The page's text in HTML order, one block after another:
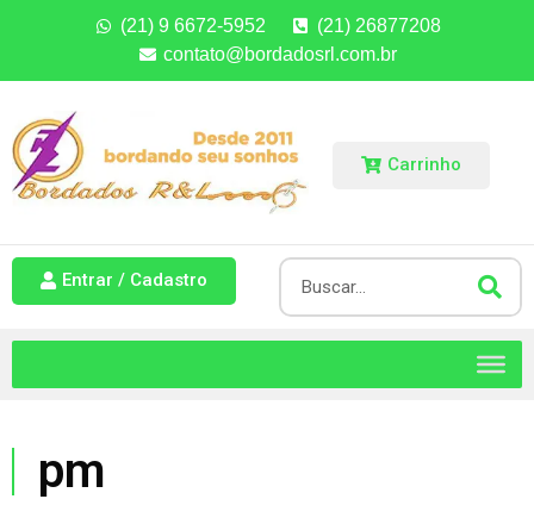
(21) 9 6672-5952
(21) 26877208
contato@bordadosrl.com.br
Carrinho
Entrar / Cadastro
pm